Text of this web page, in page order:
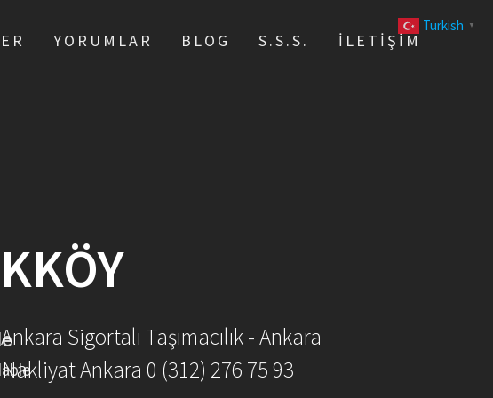
YORUMLAR BLOG S.S.S. İLETIŞIM
Sigortalı Taşımacılık - Ankara
Ankara 0 (312) 276 75 93
Turkish ▼